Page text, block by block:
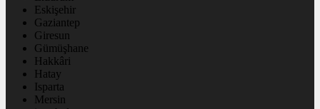
Eskişehir
Gaziantep
Giresun
Gümüşhane
Hakkâri
Hatay
Isparta
Mersin